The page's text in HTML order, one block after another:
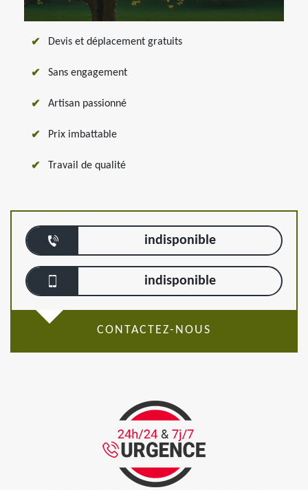
Devis et déplacement gratuits
Sans engagement
Artisan passionné
Prix imbattable
Travail de qualité
indisponible
indisponible
CONTACTEZ-NOUS